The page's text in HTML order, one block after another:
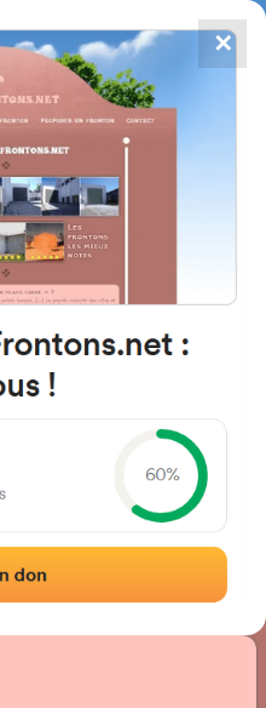
FRONTON
FRONTON
Guadalajara
4
à gauche
Commentaires et avis
✕